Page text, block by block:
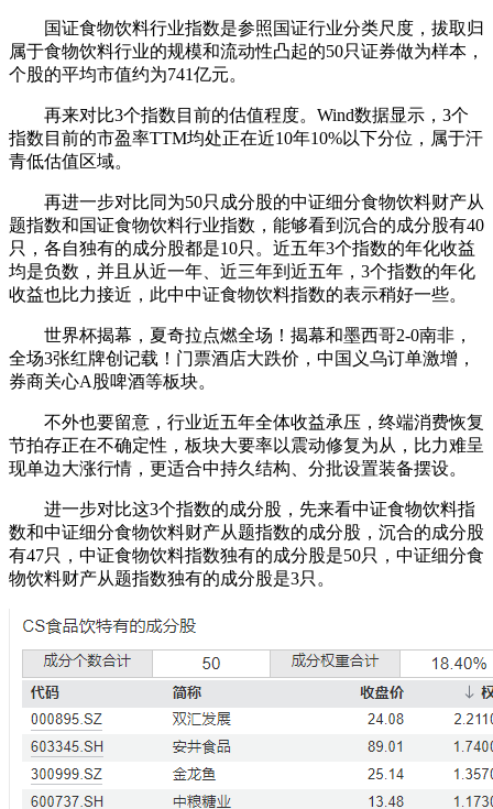
国证食物饮料行业指数是参照国证行业分类尺度，拔取归
属于食物饮料行业的规模和流动性凸起的50只证券做为样本，
个股的平均市值约为741亿元。
再来对比3个指数目前的估值程度。Wind数据显示，3个
指数目前的市盈率TTM均处正在近10年10%以下分位，属于汗
青低估值区域。
再进一步对比同为50只成分股的中证细分食物饮料财产从
题指数和国证食物饮料行业指数，能够看到沉合的成分股有40
只，各自独有的成分股都是10只。近五年3个指数的年化收益
均是负数，并且从近一年、近三年到近五年，3个指数的年化
收益也比力接近，此中中证食物饮料指数的表示稍好一些。
世界杯揭幕，夏奇拉点燃全场！揭幕和墨西哥2-0南非，
全场3张红牌创记载！门票酒店大跌价，中国义乌订单激增，
券商关心A股啤酒等板块。
不外也要留意，行业近五年全体收益承压，终端消费恢复
节拍存正在不确定性，板块大要率以震动修复为从，比力难呈
现单边大涨行情，更适合中持久结构、分批设置装备摆设。
进一步对比这3个指数的成分股，先来看中证食物饮料指
数和中证细分食物饮料财产从题指数的成分股，沉合的成分股
有47只，中证食物饮料指数独有的成分股是50只，中证细分食
物饮料财产从题指数独有的成分股是3只。